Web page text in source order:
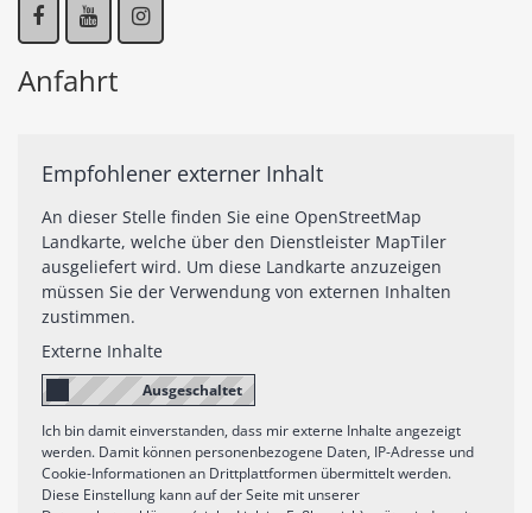
Anfahrt
Empfohlener externer Inhalt
An dieser Stelle finden Sie eine OpenStreetMap
Landkarte, welche über den Dienstleister MapTiler
ausgeliefert wird. Um diese Landkarte anzuzeigen
müssen Sie der Verwendung von externen Inhalten
zustimmen.
Externe Inhalte
Ich bin damit einverstanden, dass mir externe Inhalte angezeigt
werden. Damit können personenbezogene Daten, IP-Adresse und
Cookie-Informationen an Drittplattformen übermittelt werden.
Diese Einstellung kann auf der Seite mit unserer